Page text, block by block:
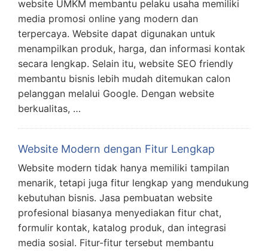
website UMKM membantu pelaku usaha memiliki
media promosi online yang modern dan
terpercaya. Website dapat digunakan untuk
menampilkan produk, harga, dan informasi kontak
secara lengkap. Selain itu, website SEO friendly
membantu bisnis lebih mudah ditemukan calon
pelanggan melalui Google. Dengan website
berkualitas, …
Website Modern dengan Fitur Lengkap
Website modern tidak hanya memiliki tampilan
menarik, tetapi juga fitur lengkap yang mendukung
kebutuhan bisnis. Jasa pembuatan website
profesional biasanya menyediakan fitur chat,
formulir kontak, katalog produk, dan integrasi
media sosial. Fitur-fitur tersebut membantu